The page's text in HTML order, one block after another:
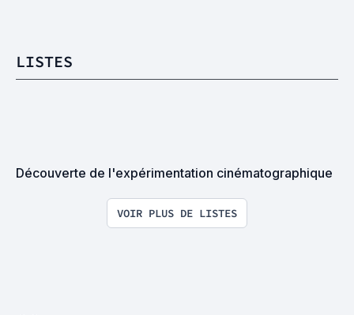
LISTES
Découverte de l'expérimentation cinématographique
VOIR PLUS DE LISTES